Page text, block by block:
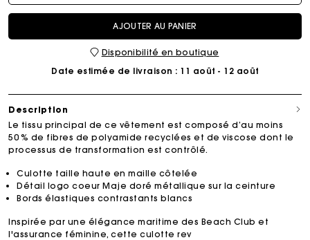
AJOUTER AU PANIER
Disponibilité en boutique
Date estimée de livraison : 11 août - 12 août
Description
Le tissu principal de ce vêtement est composé d’au moins
50 % de fibres de polyamide recyclées et de viscose dont le
processus de transformation est contrôlé.
Culotte taille haute en maille côtelée
Détail logo coeur Maje doré métallique sur la ceinture
Bords élastiques contrastants blancs
Inspirée par une élégance maritime des Beach Club et
l'assurance féminine, cette culotte rev